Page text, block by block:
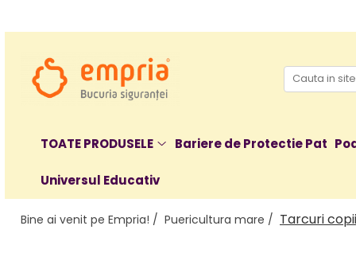
Protectii pat
Aparatori laterale patut bebe
Protectii mobilier
Protectie colturi mobila copii
TOATE PRODUSELE Bariere de Protectie Pat
Universul Educativ
Bine ai venit pe Empria! / Puericultura mare / Tarcuri